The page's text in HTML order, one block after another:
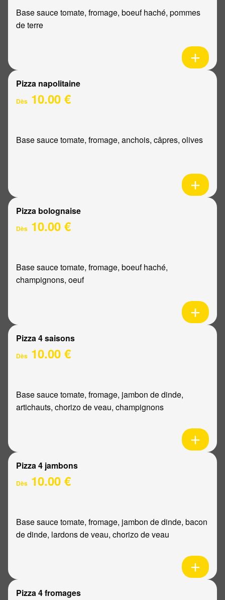
Base sauce tomate, fromage, boeuf haché, pommes
de terre
Pizza napolitaine
Dès 10.00 €
Base sauce tomate, fromage, anchois, câpres, olives
Pizza bolognaise
Dès 10.00 €
Base sauce tomate, fromage, boeuf haché,
champignons, oeuf
Pizza 4 saisons
Dès 10.00 €
Base sauce tomate, fromage, jambon de dinde,
artichauts, chorizo de veau, champignons
Pizza 4 jambons
Dès 10.00 €
Base sauce tomate, fromage, jambon de dinde, bacon
de dinde, lardons de veau, chorizo de veau
Pizza 4 fromages